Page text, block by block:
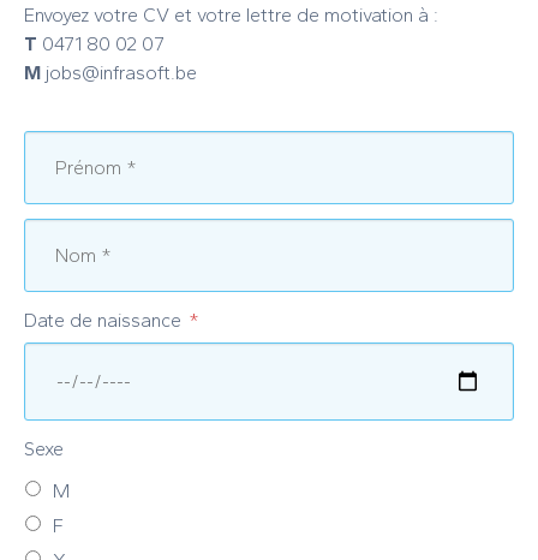
Envoyez votre CV et votre lettre de motivation à :
T 0471 80 02 07
M jobs@infrasoft.be
Date de naissance
Sexe
M
F